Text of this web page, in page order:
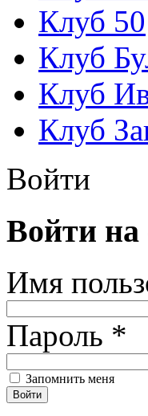
Клуб 50
Клуб
Клуб
Клуб
Войти
Войти на
Имя
Пароль *
Запомнить меня